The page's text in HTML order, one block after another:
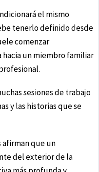
el mismo
tenerlo definido desde
comenzar
un miembro familiar
sesiones de trabajo
y las historias que se
afirman que un
del exterior de la